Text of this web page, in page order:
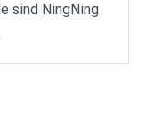
sind NingNing